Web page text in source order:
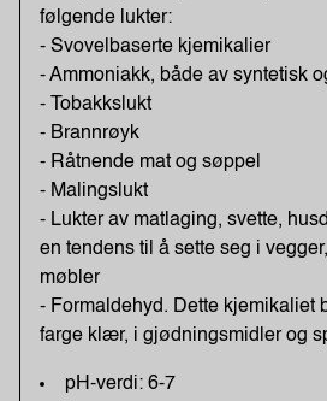
følgende lukter:
- Svovelbaserte kjemikalier
- Ammoniakk, både av syntetisk
- Tobakkslukt
- Brannrøyk
- Råtnende mat og søppel
- Malingslukt
- Lukter av matlaging, svette,
en tendens til å sette seg i
møbler
- Formaldehyd. Dette kjemikaliet
farge klær, i gjødningsmidler og
pH-verdi: 6-7